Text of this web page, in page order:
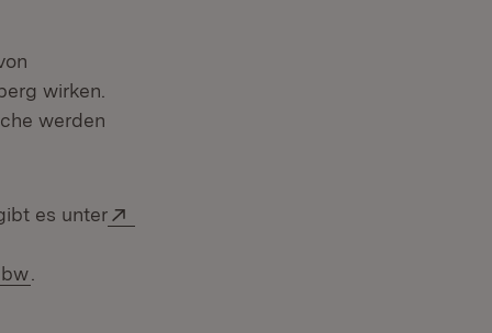
wirken.
werden
es unter